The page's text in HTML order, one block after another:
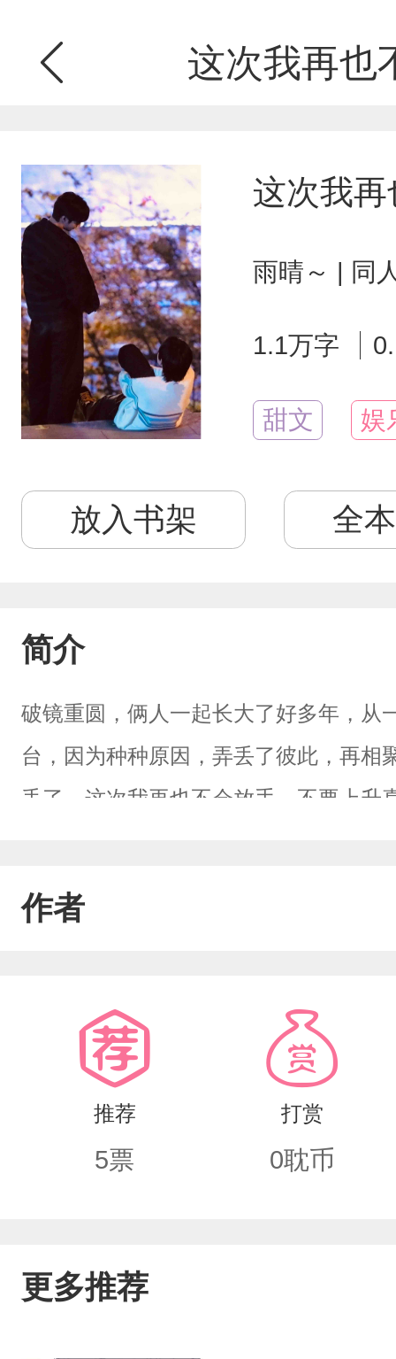
这次我再也
这次我
雨晴～ | 同
1.1万字
甜文 娱
放入书架 全
简介
破镜重圆，俩人一起长大了好多年，从
台，因为种种原因，弄丢了彼此，再相
丢了，这次我再也不会放手。不要上升
作者
推荐
5票
打赏
0耽币
更多推荐